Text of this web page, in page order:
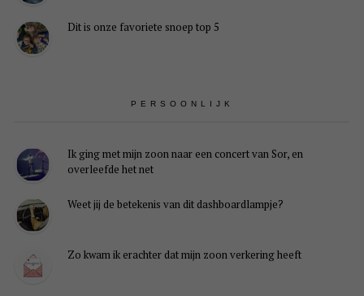
Dit is onze favoriete snoep top 5
PERSOONLIJK
Ik ging met mijn zoon naar een concert van Sor, en
overleefde het net
Weet jij de betekenis van dit dashboardlampje?
Zo kwam ik erachter dat mijn zoon verkering heeft